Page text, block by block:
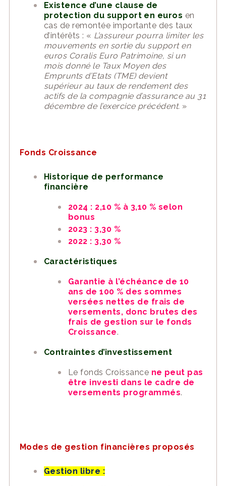
Existence d’une clause de
protection du support en euros en
cas de remontée importante des taux
d’intérêts : « L’assureur pourra limiter les
mouvements en sortie du support en
euros Coralis Euro Patrimoine, si un
mois donné le Taux Moyen des
Emprunts d’Etats (TME) devient
supérieur au taux de rendement des
actifs de la compagnie d’assurance au 31
décembre de l’exercice précédent. »
Fonds Croissance
Historique de performance
financière
2024 : 2,10 % à 3,10 % selon
bonus
2023 : 3,30 %
2022 : 3,30 %
Caractéristiques
Garantie à l’échéance de 10
ans de 100 % des sommes
versées nettes de frais de
versements, donc brutes des
frais de gestion sur le fonds
Croissance.
Contraintes d’investissement
Le fonds Croissance ne peut pas
être investi dans le cadre de
versements programmés.
Modes de gestion financières proposés
Gestion libre :